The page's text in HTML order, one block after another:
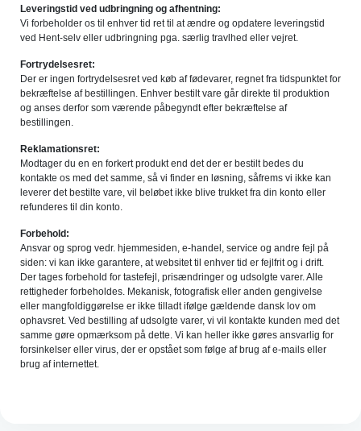
Leveringstid ved udbringning og afhentning:
Vi forbeholder os til enhver tid ret til at ændre og opdatere leveringstid
ved Hent-selv eller udbringning pga. særlig travlhed eller vejret.
Fortrydelsesret:
Der er ingen fortrydelsesret ved køb af fødevarer, regnet fra tidspunktet for
bekræftelse af bestillingen. Enhver bestilt vare går direkte til produktion
og anses derfor som værende påbegyndt efter bekræftelse af
bestillingen.
Reklamationsret:
Modtager du en en forkert produkt end det der er bestilt bedes du
kontakte os med det samme, så vi finder en løsning, såfrems vi ikke kan
leverer det bestilte vare, vil beløbet ikke blive trukket fra din konto eller
refunderes til din konto.
Forbehold:
Ansvar og sprog vedr. hjemmesiden, e-handel, service og andre fejl på
siden: vi kan ikke garantere, at websitet til enhver tid er fejlfrit og i drift.
Der tages forbehold for tastefejl, prisændringer og udsolgte varer. Alle
rettigheder forbeholdes. Mekanisk, fotografisk eller anden gengivelse
eller mangfoldiggørelse er ikke tilladt ifølge gældende dansk lov om
ophavsret. Ved bestilling af udsolgte varer, vi vil kontakte kunden med det
samme gøre opmærksom på dette. Vi kan heller ikke gøres ansvarlig for
forsinkelser eller virus, der er opstået som følge af brug af e-mails eller
brug af internettet.